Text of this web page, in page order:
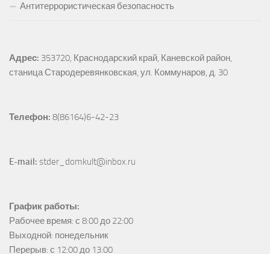
Антитеррористическая безопасность
Адрес: 353720, Краснодарский край, Каневской район,
станица Стародеревянковская, ул. Коммунаров, д. 30
Телефон: 8(86164)6-42-23
E-mail: stder_domkult@inbox.ru
График работы:
Рабочее время: с 8:00 до 22:00
Выходной: понедельник
Перерыв: с 12:00 до 13:00